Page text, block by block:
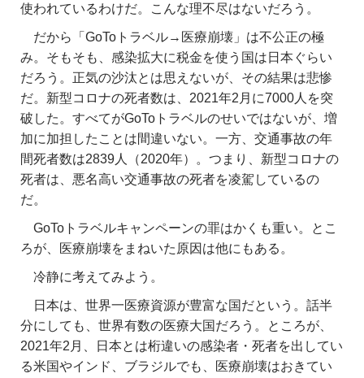
使われているわけだ。こんな理不尽はないだろう。
だから「GoToトラベル→医療崩壊」は不公正の極
み。そもそも、感染拡大に税金を使う国は日本ぐらい
だろう。正気の沙汰とは思えないが、その結果は悲惨
だ。新型コロナの死者数は、2021年2月に7000人を突
破した。すべてがGoToトラベルのせいではないが、増
加に加担したことは間違いない。一方、交通事故の年
間死者数は2839人（2020年）。つまり、新型コロナの
死者は、悪名高い交通事故の死者を凌駕しているの
だ。
GoToトラベルキャンペーンの罪はかくも重い。とこ
ろが、医療崩壊をまねいた原因は他にもある。
冷静に考えてみよう。
日本は、世界一医療資源が豊富な国だという。話半
分にしても、世界有数の医療大国だろう。ところが、
2021年2月、日本とは桁違いの感染者・死者を出してい
る米国やインド、ブラジルでも、医療崩壊はおきてい